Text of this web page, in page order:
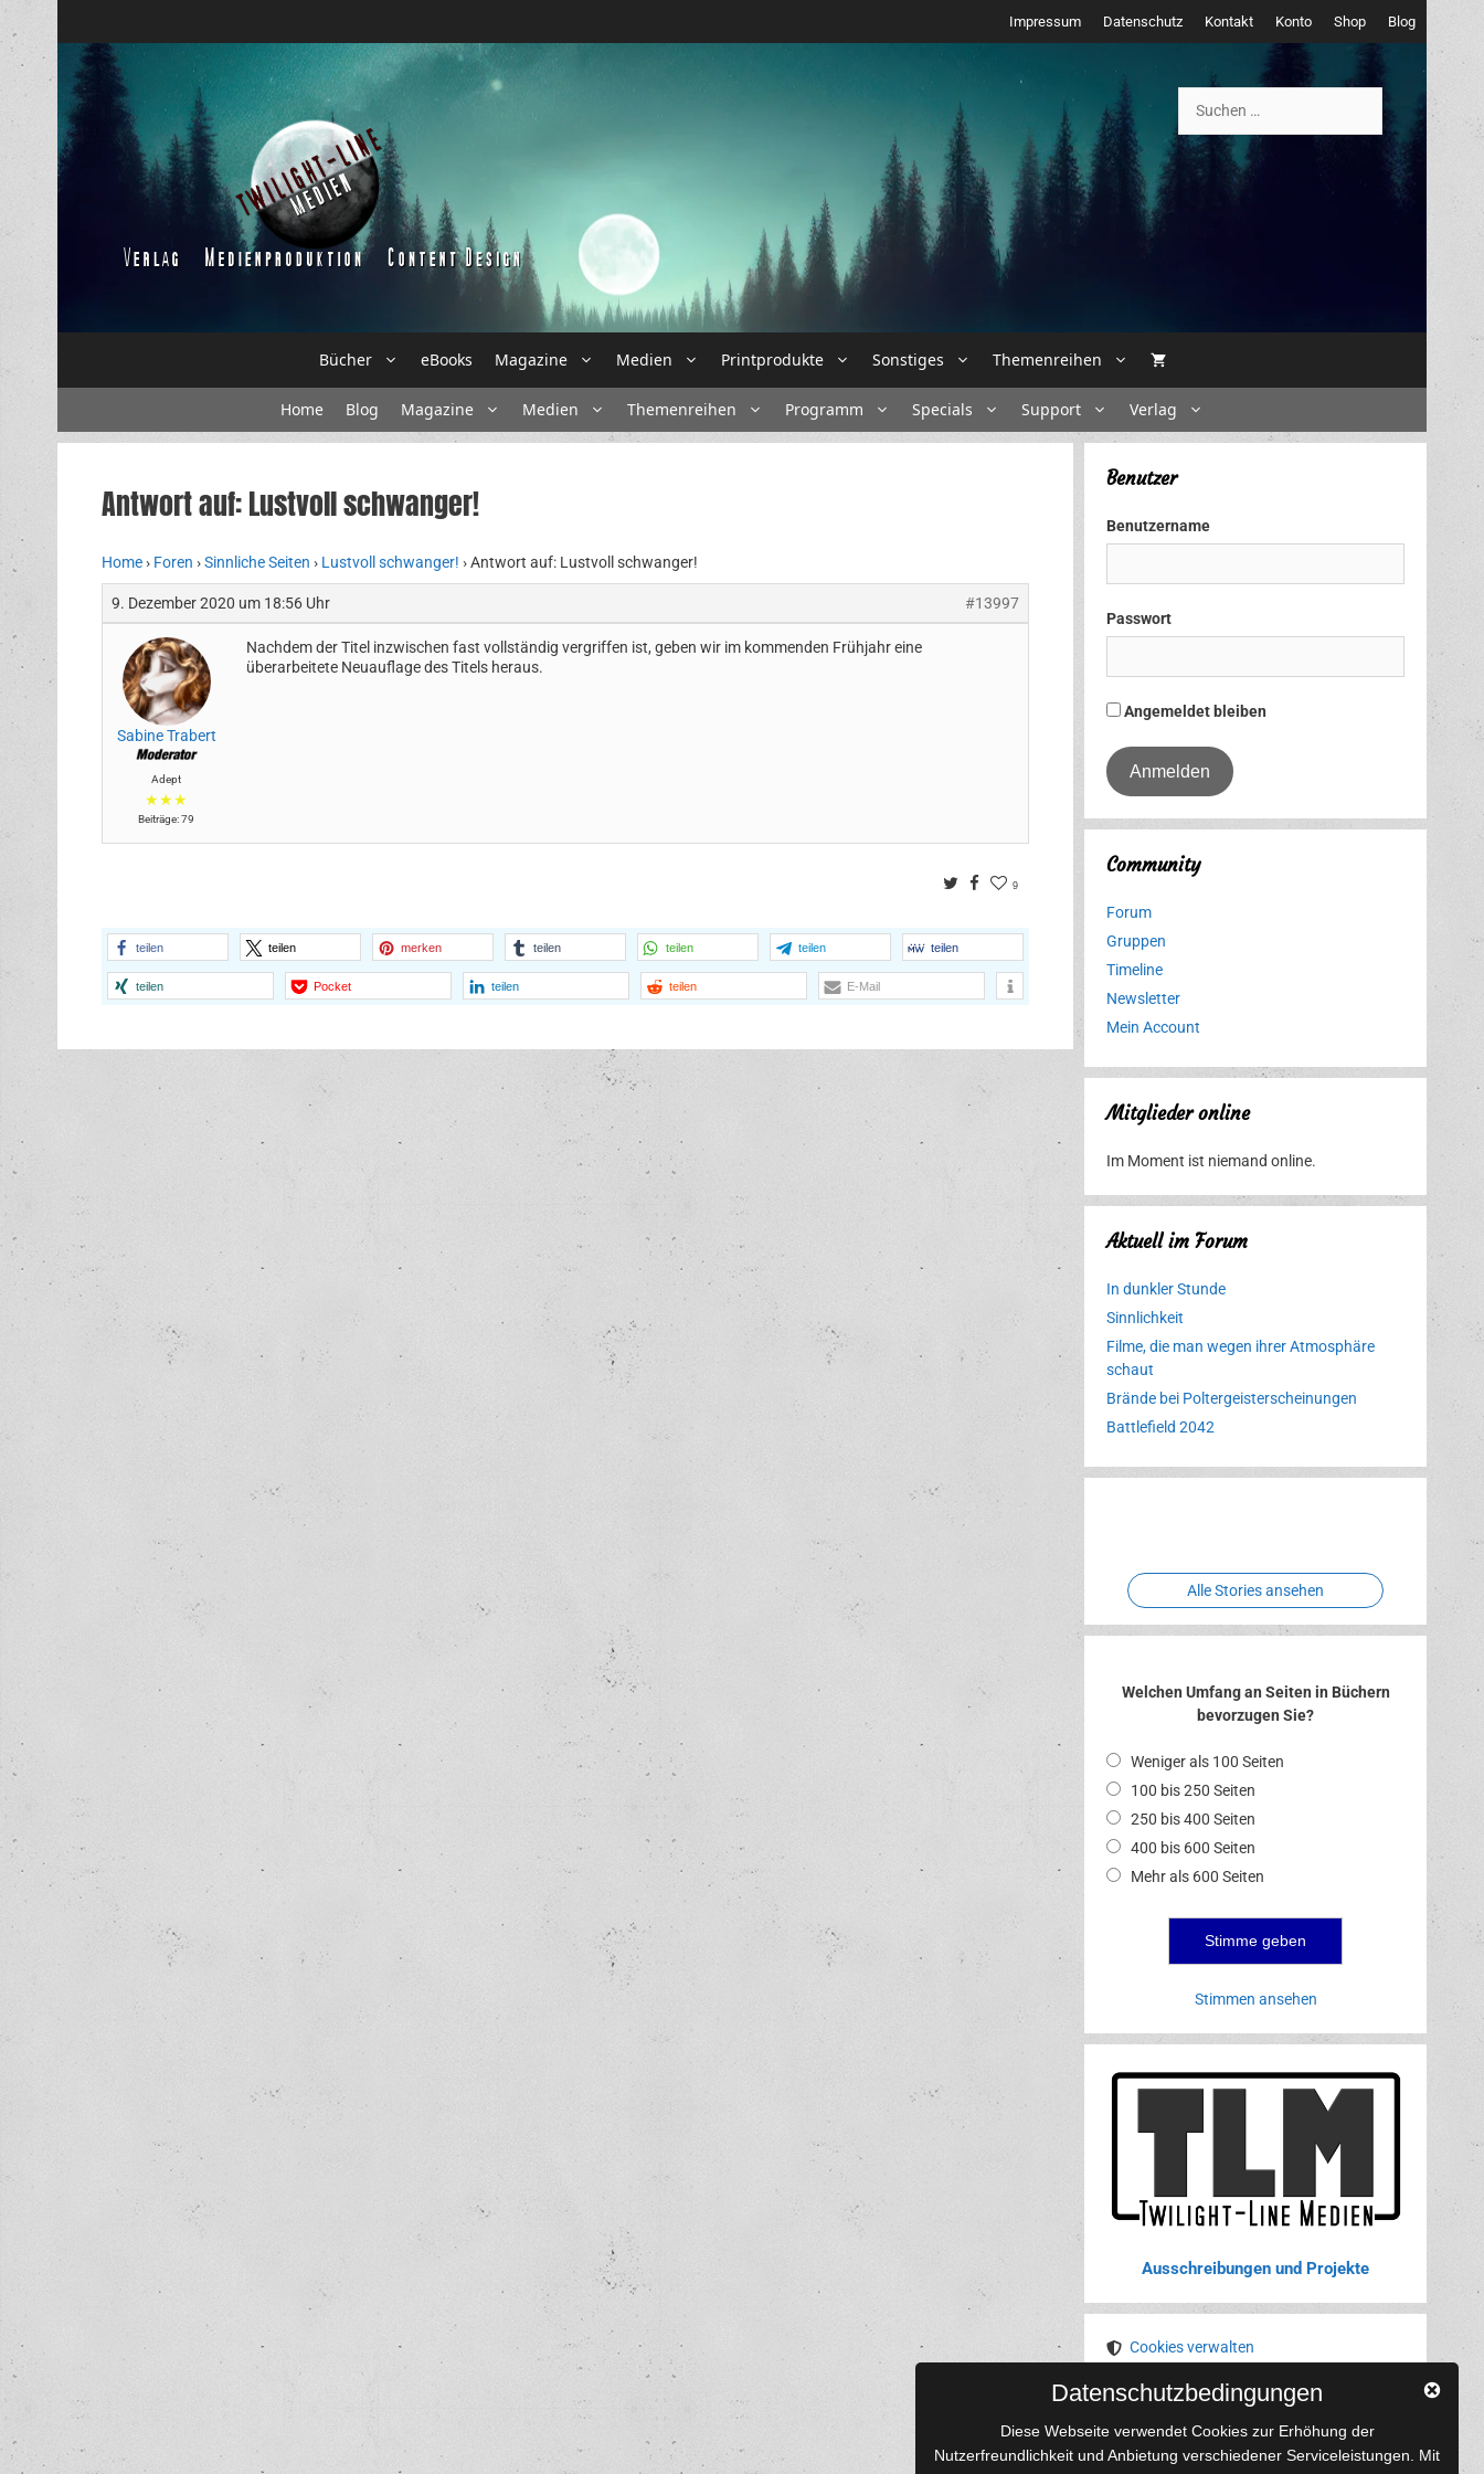
Inhalt
springen
Impressum Datenschutz Kontakt Konto Shop Blog
nach:
Bücher eBooks Magazine Medien Printprodukte Sonstiges Themenreihen
Home Blog Magazine Medien Themenreihen Programm Specials Support Verlag
Antwort auf: Lustvoll schwanger!
Home› Foren ›Sinnliche Seiten › Lustvoll schwanger! ›Antwort auf: Lustvoll schwanger!
9. Dezember 2020 um 18:56 Uhr #13997
Sabine Trabert
Adept
★★★
Beiträge: 79
Nachdem der Titel inzwischen fast vollständig vergriffen ist, geben wir im kommenden Frühjahr eine
überarbeitete Neuauflage des Titels heraus.
TwitterFacebook
9
teilen teilen merken teilen teilen teilen teilen
teilen Pocket teilen teilen E-Mail
Benutzer
Benutzername
Passwort
Angemeldet bleiben
Community
Forum
Gruppen
Timeline
Newsletter
Mein Account
Mitglieder online
Im Moment ist niemand online.
Aktuell im Forum
In dunkler Stunde
Sinnlichkeit
Filme, die man wegen ihrer Atmosphäre
schaut
Brände bei Poltergeisterscheinungen
Battlefield 2042
Erlebnispark
Verbotene
Alle Stories ansehen
Welchen Umfang an Seiten in Büchern
bevorzugen Sie?
Weniger als 100 Seiten
100 bis 250 Seiten
250 bis 400 Seiten
400 bis 600 Seiten
Mehr als 600 Seiten
Stimmen ansehen
Ausschreibungen und Projekte
Cookies verwalten
YouTube
Tumblr
Pinterest
Instagram
X RSS-Feed
Datenschutzbedingungen
Diese Webseite verwendet Cookies zur Erhöhung der
Nutzerfreundlichkeit und Anbietung verschiedener Serviceleistungen. Mit